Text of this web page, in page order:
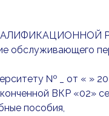
обслуживающего
№ _ от « » 20
ВКР «02»
пособия,